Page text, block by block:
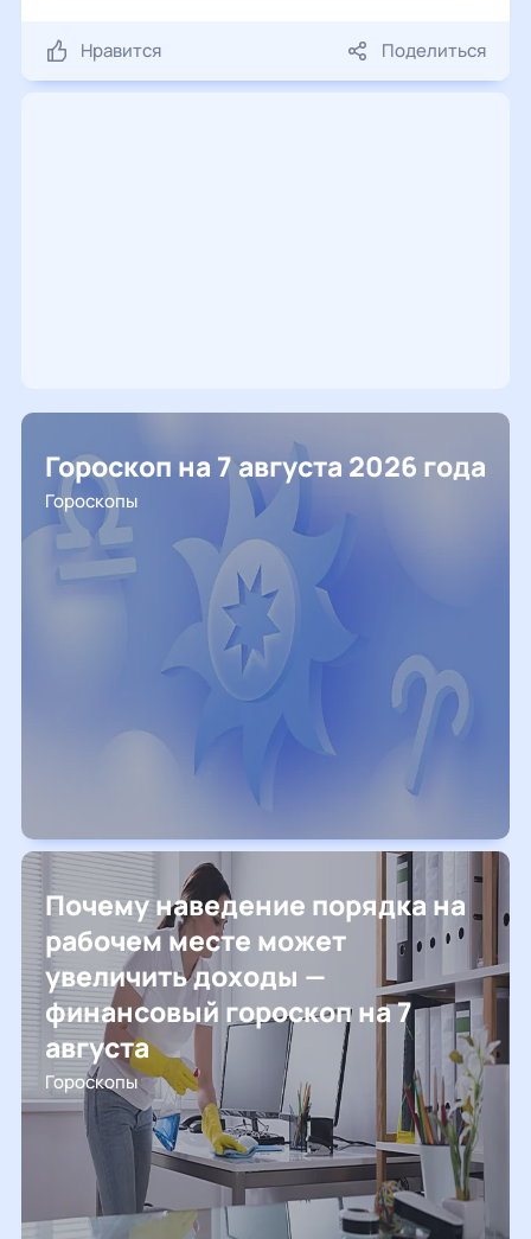
Нравится Поделиться
Гороскоп на 7 августа 2026 года
Гороскопы
Почему наведение порядка на
рабочем месте может
увеличить доходы —
финансовый гороскоп на 7
августа
Гороскопы